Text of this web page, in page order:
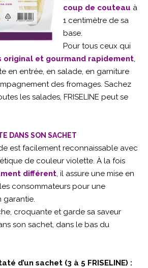
coup de couteau à
1 centimètre de sa
base.
Pour tous ceux qui
original et gourmand rapidement,
en entrée, en salade, en garniture
des fromages. Sachez
les salades, FRISELINE peut se
DANS SON SACHET
est facilement reconnaissable avec
de couleur violette. À la fois
différent, il assure une mise en
consommateurs pour une
garantie.
croquante et garde sa saveur
son sachet, dans le bas du
d’un sachet (3 à 5 FRISELINE) :